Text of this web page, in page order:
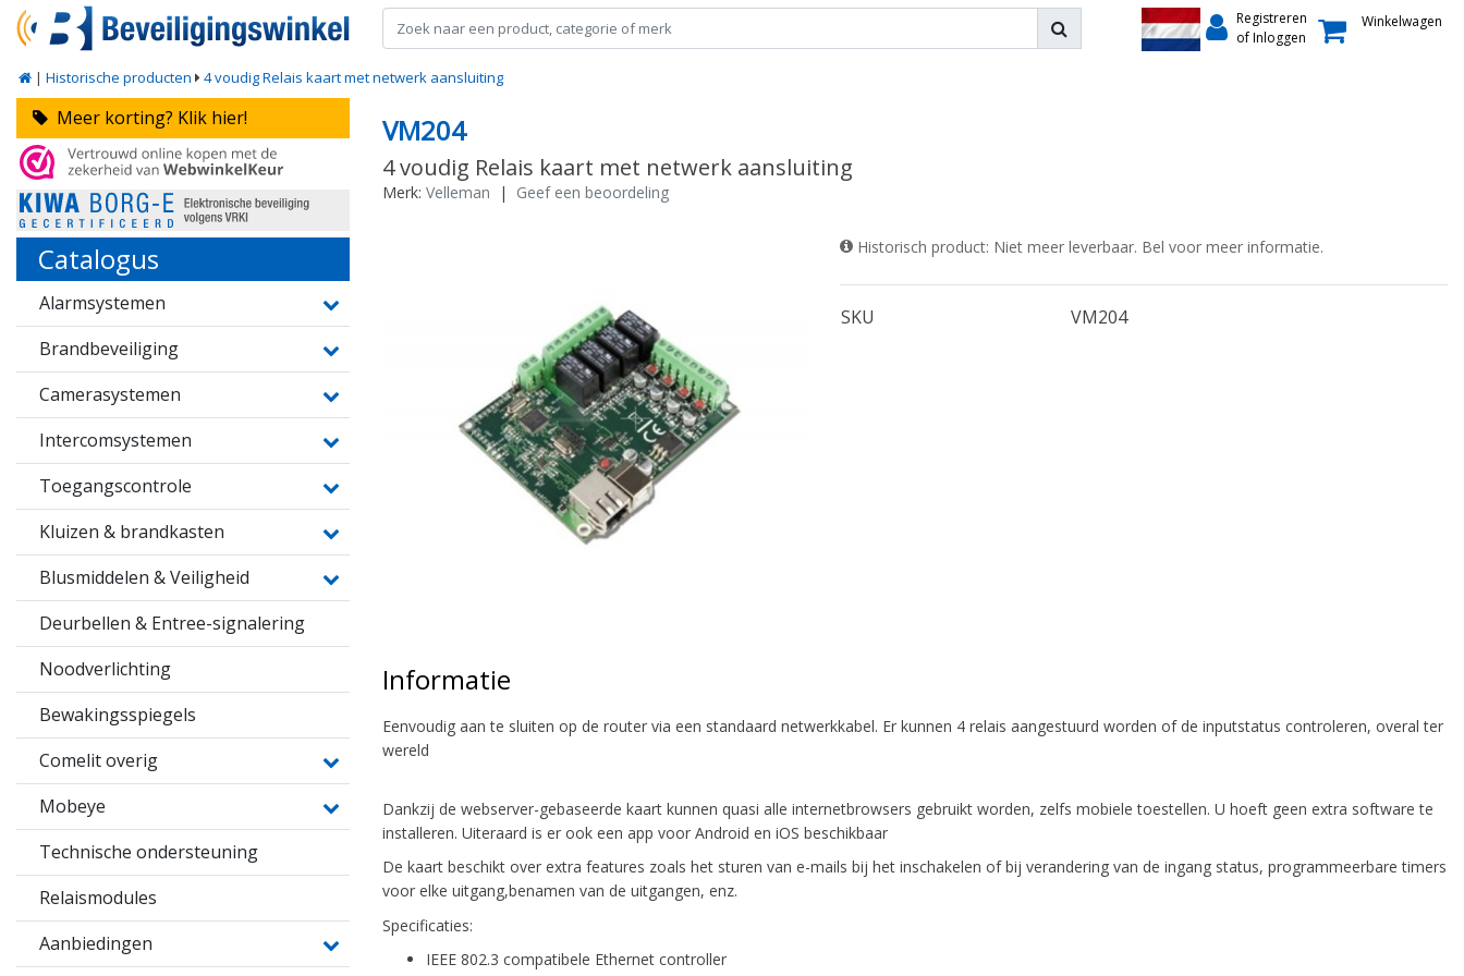
Registreren
of Inloggen
Winkelwagen
| Historische producten 4 voudig Relais kaart met netwerk aansluiting
Meer korting? Klik hier!
Catalogus
Alarmsystemen
Brandbeveiliging
Camerasystemen
Intercomsystemen
Toegangscontrole
Kluizen & brandkasten
Blusmiddelen & Veiligheid
Deurbellen & Entree-signalering
Noodverlichting
Bewakingsspiegels
Comelit overig
Mobeye
Technische ondersteuning
Relaismodules
Aanbiedingen
VM204
4 voudig Relais kaart met netwerk aansluiting
Merk: Velleman | Geef een beoordeling
Historisch product: Niet meer leverbaar. Bel voor meer informatie.
SKU VM204
Informatie
Eenvoudig aan te sluiten op de router via een standaard netwerkkabel. Er kunnen 4 relais aangestuurd worden of de inputstatus controleren, overal ter
wereld
Dankzij de webserver-gebaseerde kaart kunnen quasi alle internetbrowsers gebruikt worden, zelfs mobiele toestellen. U hoeft geen extra software te
installeren. Uiteraard is er ook een app voor Android en iOS beschikbaar
De kaart beschikt over extra features zoals het sturen van e-mails bij het inschakelen of bij verandering van de ingang status, programmeerbare timers
voor elke uitgang,benamen van de uitgangen, enz.
Specificaties:
IEEE 802.3 compatibele Ethernet controller